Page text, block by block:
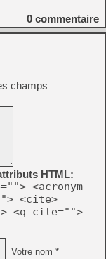
0 commentaire
champs
HTML:
<acronym
<cite>
<q cite="">
Votre nom *